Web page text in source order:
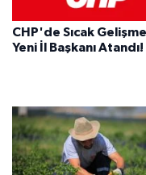
CHP'de Sıcak
Yeni İl Başkanı Atandı!